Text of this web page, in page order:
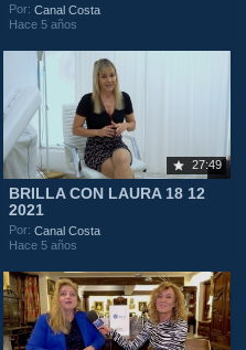
Por:Canal Costa
Hace 5 años
27:49
BRILLA CON LAURA 18 12
2021
Por:Canal Costa
Hace 5 años